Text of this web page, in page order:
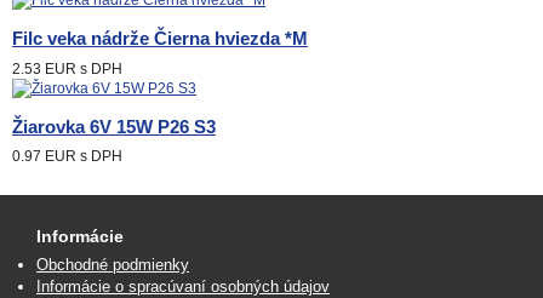
Filc veka nádrže Čierna hviezda *M
2.53 EUR s DPH
Žiarovka 6V 15W P26 S3
0.97 EUR s DPH
Informácie
Obchodné podmienky
Informácie o spracúvaní osobných údajov